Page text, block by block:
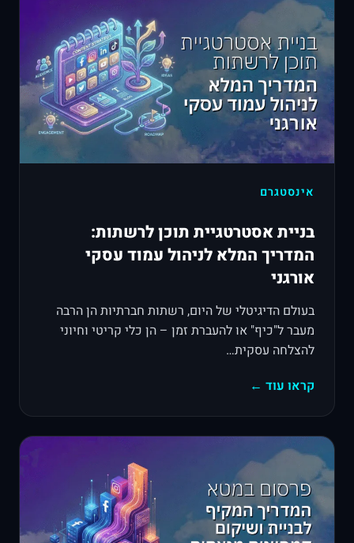
אינסטגרם
בניית אסטרטגיית תוכן לרשתות:
המדריך המלא לניהול עמוד עסקי
אורגני
בעולם הדיגיטלי של היום, רשתות חברתיות הן הרבה
מעבר ל"כיף" או להעברת זמן – הן כלי קריטי וחיוני
להצלחה עסקית…
קראו עוד ←